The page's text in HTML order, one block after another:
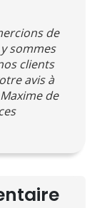
de
sommes
clients
avis à
de